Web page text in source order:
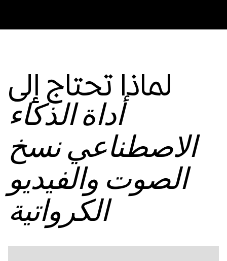
لماذا تحتاج إلى
أداة الذكاء
الاصطناعي نسخ
الصوت والفيديو
الكرواتية